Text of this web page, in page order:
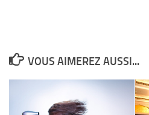
VOUS AIMEREZ AUSSI...